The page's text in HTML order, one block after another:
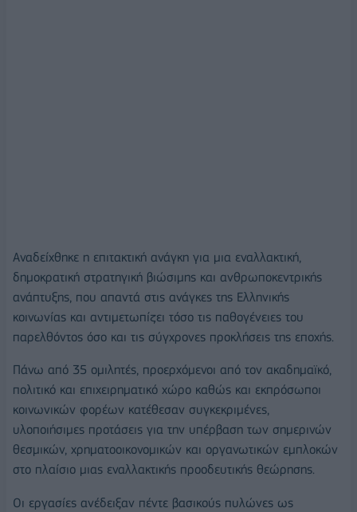
Αναδείχθηκε η επιτακτική ανάγκη για μια εναλλακτική,
δημοκρατική στρατηγική βιώσιμης και ανθρωποκεντρικής
ανάπτυξης, που απαντά στις ανάγκες της Ελληνικής
κοινωνίας και αντιμετωπίζει τόσο τις παθογένειες του
παρελθόντος όσο και τις σύγχρονες προκλήσεις της εποχής.
Πάνω από 35 ομιλητές, προερχόμενοι από τον ακαδημαϊκό,
πολιτικό και επιχειρηματικό χώρο καθώς και εκπρόσωποι
κοινωνικών φορέων κατέθεσαν συγκεκριμένες,
υλοποιήσιμες προτάσεις για την υπέρβαση των σημερινών
θεσμικών, χρηματοοικονομικών και οργανωτικών εμπλοκών
στο πλαίσιο μιας εναλλακτικής προοδευτικής θεώρησης.
Οι εργασίες ανέδειξαν πέντε βασικούς πυλώνες ως